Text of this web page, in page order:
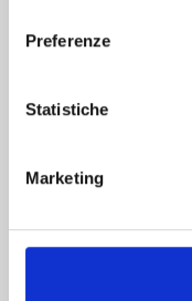
Preferenze
Statistiche
Marketing